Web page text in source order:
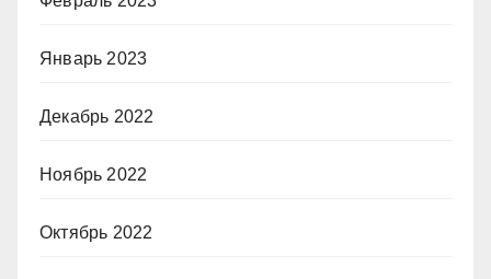
Январь 2023
Декабрь 2022
Ноябрь 2022
Октябрь 2022